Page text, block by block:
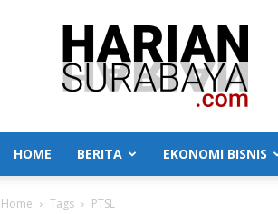
Harian
Surabaya
HOME BERITA EKONOMI BISNIS
Home Tags PTSL